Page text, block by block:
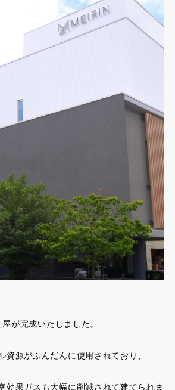
が完成いたしました。
資源がふんだんに使用されており、
効果ガスも大幅に削減されて建てられま